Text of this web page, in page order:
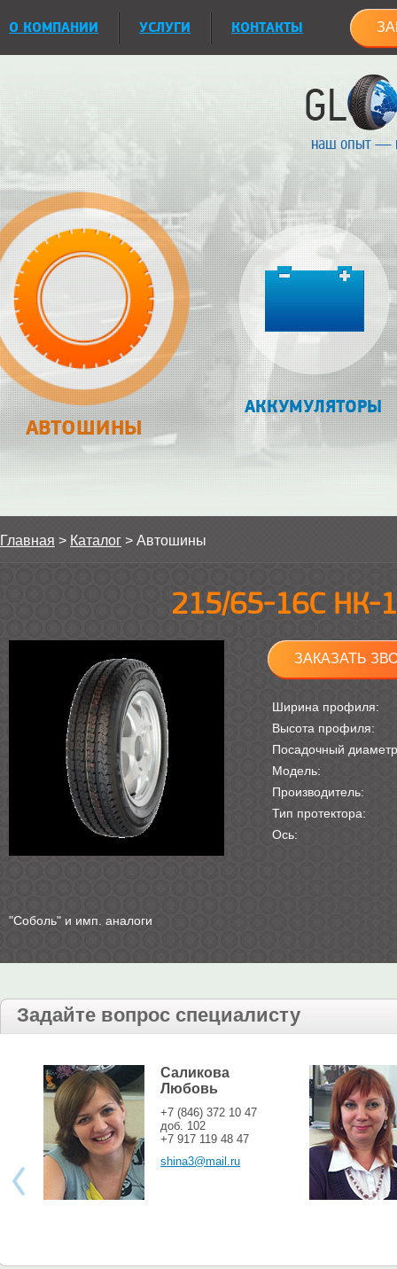
О КОМПАНИИ УСЛУГИ КОНТАКТЫ
наш опыт —
АВТОШИНЫ
АККУМУЛЯТОРЫ
Главная > Каталог > Автошины
215/65-16С НК-
ЗАКАЗАТЬ
Ширина профиля:
Высота профиля:
Посадочный
Модель:
Производитель:
Тип протектора:
Ось:
"Соболь" и имп. аналоги
Задайте вопрос специалисту
Саликова
Любовь
+7 (846) 372 10 47
доб. 102
+7 917 119 48 47
shina3@mail.ru